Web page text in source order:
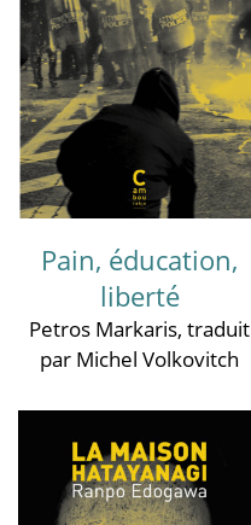
Pain, éducation,
liberté
Petros Markaris, traduit
par Michel Volkovitch